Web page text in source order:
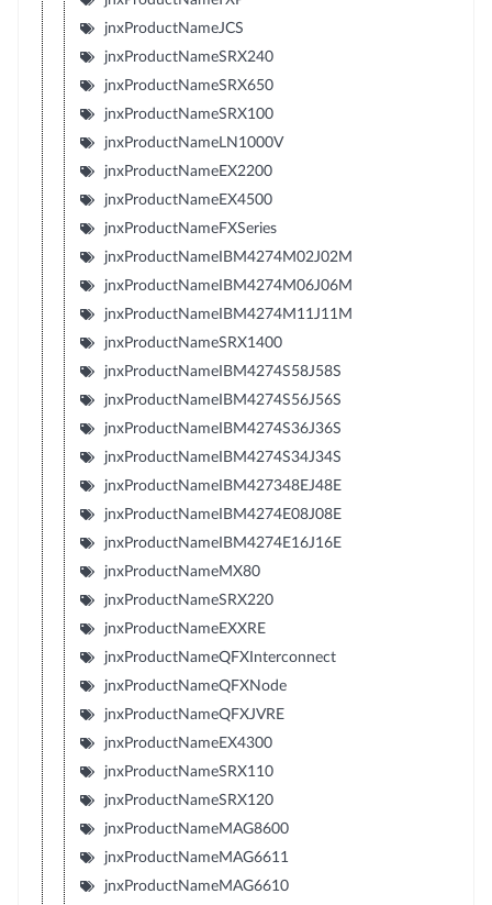
jnxProductNameJCS
jnxProductNameSRX240
jnxProductNameSRX650
jnxProductNameSRX100
jnxProductNameLN1000V
jnxProductNameEX2200
jnxProductNameEX4500
jnxProductNameFXSeries
jnxProductNameIBM4274M02J02M
jnxProductNameIBM4274M06J06M
jnxProductNameIBM4274M11J11M
jnxProductNameSRX1400
jnxProductNameIBM4274S58J58S
jnxProductNameIBM4274S56J56S
jnxProductNameIBM4274S36J36S
jnxProductNameIBM4274S34J34S
jnxProductNameIBM427348EJ48E
jnxProductNameIBM4274E08J08E
jnxProductNameIBM4274E16J16E
jnxProductNameMX80
jnxProductNameSRX220
jnxProductNameEXXRE
jnxProductNameQFXInterconnect
jnxProductNameQFXNode
jnxProductNameQFXJVRE
jnxProductNameEX4300
jnxProductNameSRX110
jnxProductNameSRX120
jnxProductNameMAG8600
jnxProductNameMAG6611
jnxProductNameMAG6610